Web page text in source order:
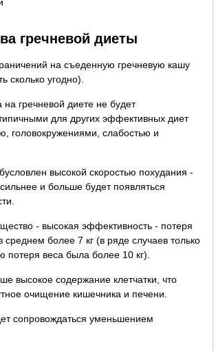
гречневой диеты
на съеденную гречневую кашу
сколько угодно).
гречневой диете не будет
для других эффективных диет
головокружениями, слабостью и
высокой скоростью похудания -
и больше будет появляться
- высокая эффективность - потеря
среднем более 7 кг (в ряде случаев только
потеря веса была более 10 кг).
высокое содержание клетчатки, что
очищение кишечника и печени.
сопровождаться уменьшением